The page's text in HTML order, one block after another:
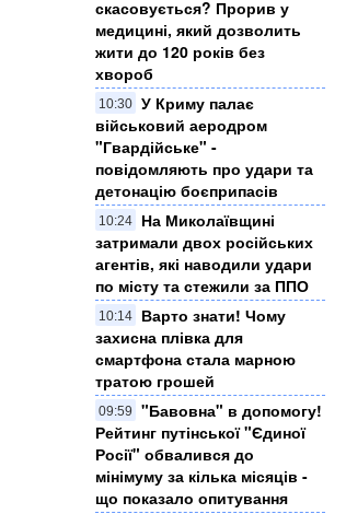
скасовується? Прорив у
медицині, який дозволить
жити до 120 років без
хвороб
10:30 У Криму палає
військовий аеродром
"Гвардійське" -
повідомляють про удари та
детонацію боєприпасів
10:24
На Миколаївщині
затримали двох російських
агентів, які наводили удари
по місту та стежили за ППО
10:14
Варто знати! Чому
захисна плівка для
смартфона стала марною
тратою грошей
09:59
"Бавовна" в допомогу!
Рейтинг путінської "Єдиної
Росії" обвалився до
мінімуму за кілька місяців -
що показало опитування